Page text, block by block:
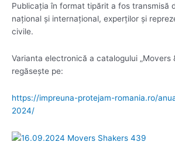
Publicația în format tipărit a fos transmisă
național și internațional, experților și
civile.
Varianta electronică a catalogului „Movers
regăsește pe:
https://impreuna-protejam-romania.ro/
2024/